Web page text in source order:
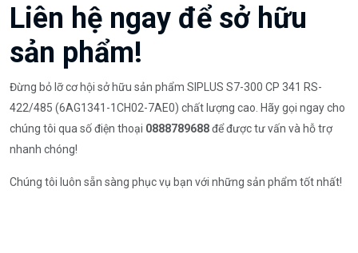
Liên hệ ngay để sở hữu
sản phẩm!
Đừng bỏ lỡ cơ hội sở hữu sản phẩm SIPLUS S7-300 CP 341 RS-
422/485 (6AG1341-1CH02-7AE0) chất lượng cao. Hãy gọi ngay cho
chúng tôi qua số điện thoại 0888789688để được tư vấn và hỗ trợ
nhanh chóng!
Chúng tôi luôn sẵn sàng phục vụ bạn với những sản phẩm tốt nhất!